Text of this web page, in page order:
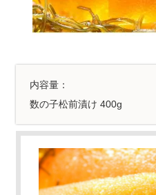
内容量：
数の子松前漬け 400g